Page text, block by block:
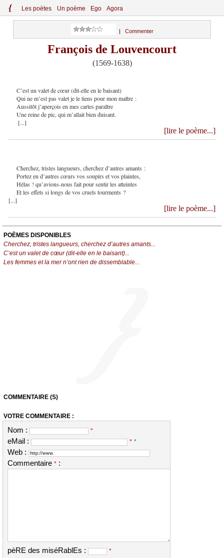
{ Les poètes Un poème Ego Agora
Commenter
François de Louvencourt
(1569-1638)
C’est un valet de cœur (dit-elle en le baisant)
Qui ne m’est pas valet je le tiens pour mon maître :
Aussitôt j’aperçois en mes cartes paraître
Une reine de pic, qui m’allait bien duisant.
[...]
[lire le poème...]
Cherchez, tristes langueurs, cherchez d’autres amants :
Portez en d’autres cœurs vos soupirs et vos plaintes,
Hélas ! qu’avions-nous fait pour sentir les atteintes
Et les effets si longs de vos cruels tourments ?
[...]
[lire le poème...]
POÈMES DISPONIBLES
Cherchez, tristes langueurs, cherchez d’autres amants...
C’est un valet de cœur (dit-elle en le baisant)...
Les femmes et la mer n’ont rien de dissemblable...
COMMENTAIRE (S)
VOTRE COMMENTAIRE :
Nom : *
eMail : * *
Web :
Commentaire * :
pèRE des miséRablEs :
*